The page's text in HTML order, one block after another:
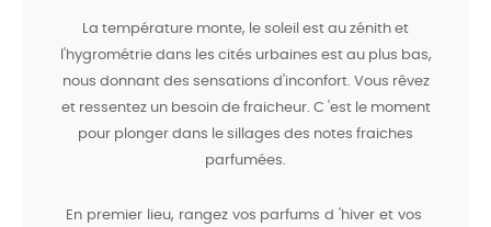
La température monte, le soleil est au zénith et
l'hygrométrie dans les cités urbaines est au plus bas,
nous donnant des sensations d'inconfort. Vous rêvez
et ressentez un besoin de fraicheur. C 'est le moment
pour plonger dans le sillages des notes fraiches
parfumées.
En premier lieu, rangez vos parfums d 'hiver et vos